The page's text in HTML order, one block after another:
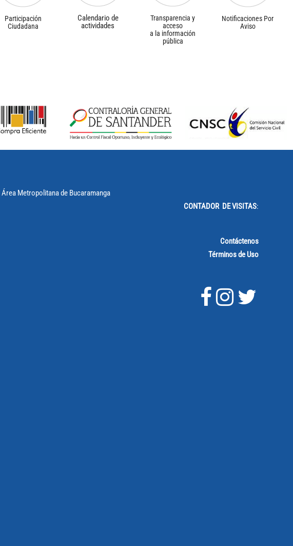
Participación
Ciudadana
Calendario de
actividades
Transparencia y
acceso
a la información
pública
Notificaciones Por
Aviso
CONTADOR DE VISITAS:
Contáctenos
Términos de Uso